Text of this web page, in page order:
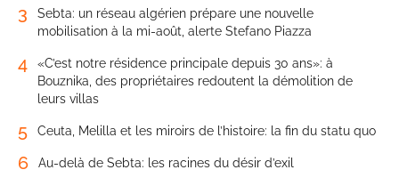
3
Sebta: un réseau algérien prépare une nouvelle
mobilisation à la mi-août, alerte Stefano Piazza
4
«C’est notre résidence principale depuis 30 ans»: à
Bouznika, des propriétaires redoutent la démolition de
leurs villas
5 Ceuta, Melilla et les miroirs de l’histoire: la fin du statu quo
6 Au-delà de Sebta: les racines du désir d’exil